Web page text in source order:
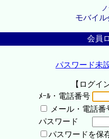
モバイル
会員
パスワード未
【ログイ
ﾒｰﾙ・電話番号
メール・電話番
パスワード
パスワードを保